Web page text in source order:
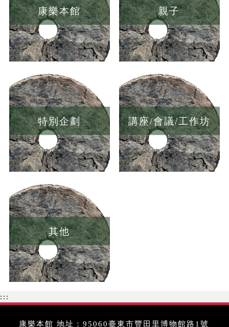
康樂本館 親子
特別企劃 講座/會議/工作坊
其他
:::
康樂本館 地址：95060臺東市豐田里博物館路1號